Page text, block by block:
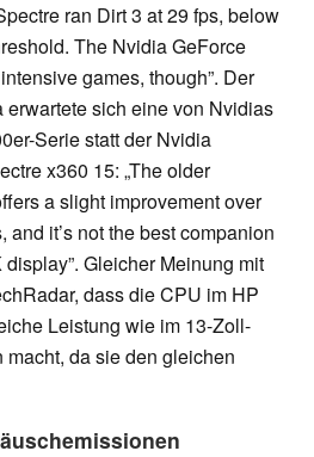
ran Dirt 3 at 29 fps, below
The Nvidia GeForce
games, though”. Der
erwartete sich eine von Nvidias
Serie statt der Nvidia
x360 15: „The older
a slight improvement over
and it’s not the best companion
Gleicher Meinung mit
dass die CPU im HP
Leistung wie im 13-Zoll-
da sie den gleichen